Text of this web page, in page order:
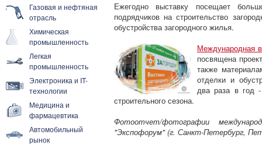
Газовая и нефтяная
отрасль
Химическая
промышленность
Легкая
промышленность
Электроника и IT-
технологии
Медицина и
фармацевтика
Автомобильный
рынок
Ежегодно выставку посещает
подрядчиков на строительство
обустройства загородного жилья.
Международная
посвящена
также
отделки и
два раза в год
строительного сезона.
Фотоотчет/фотографии
"Экспофорум" (г. Санкт-Петербург,